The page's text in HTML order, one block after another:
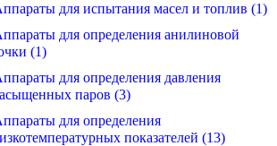
для испытания масел и топлив (1)
для определения анилиновой
(1)
для определения давления
паров (3)
для определения
показателей (13)